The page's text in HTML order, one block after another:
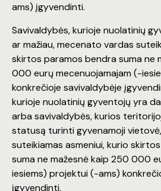
ams) įgyvendinti.
Savivaldybės, kurioje nuolatinių
ar mažiau, mecenato vardas
skirtos paramos bendra suma ne
000 eurų mecenuojamajam (-
konkrečioje savivaldybėje
kurioje nuolatinių gyventojų yra
arba savivaldybės, kurios
statusą turinti gyvenamoji
suteikiamas asmeniui, kurio
suma ne mažesnė kaip 250 000
iesiems) projektui (-ams)
įgyvendinti.